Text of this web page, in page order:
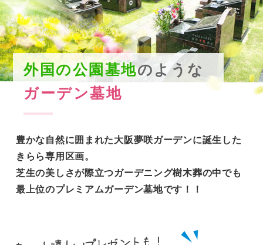
外国の公園墓地のような
ガーデン墓地
豊かな自然に囲まれた大阪夢咲ガーデンに誕生した
きらら専用区画。
芝生の美しさが際立つガーデニング樹木葬の中でも
最上位のプレミアムガーデン墓地です！！